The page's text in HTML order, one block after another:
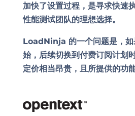
加快了设置过程，是寻求快速
性能测试团队的理想选择。
LoadNinja 的一个问题是，如
始，后续切换到付费订阅计划
定价相当昂贵，且所提供的功